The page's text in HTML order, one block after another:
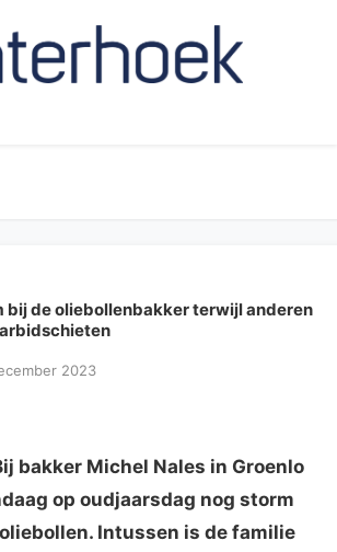
bij de oliebollenbakker terwijl anderen
2023
bakker Michel Nales in Groenlo
op oudjaarsdag nog storm
Intussen is de familie